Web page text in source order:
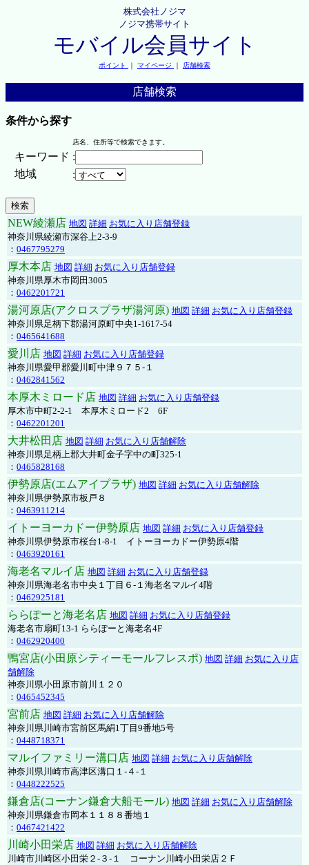
株式会社ノジマ
ノジマ携帯サイト
モバイル会員サイト
ポイント ｜ マイページ ｜ 店舗検索
店舗検索
条件から探す
店名、住所等で検索できます。
キーワード :
地域
:
NEW綾瀬店 地図 詳細 お気に入り店舗登録
神奈川県綾瀬市深谷上2-3-9
： 0467795279
厚木本店 地図 詳細 お気に入り店舗登録
神奈川県厚木市岡田3005
： 0462201721
湯河原店(アクロスプラザ湯河原) 地図 詳細 お気に入り店舗登録
神奈川県足柄下郡湯河原町中央1-1617-54
： 0465641688
愛川店 地図 詳細 お気に入り店舗登録
神奈川県愛甲郡愛川町中津９７５-１
： 0462841562
本厚木ミロード店 地図 詳細 お気に入り店舗登録
厚木市中町2-2-1 本厚木ミロード2 6F
： 0462201201
大井松田店 地図 詳細 お気に入り店舗解除
神奈川県足柄上郡大井町金子字中の町325-1
： 0465828168
伊勢原店(エムアイプラザ) 地図 詳細 お気に入り店舗解除
神奈川県伊勢原市板戸８
： 0463911214
イトーヨーカドー伊勢原店 地図 詳細 お気に入り店舗登録
神奈川県伊勢原市桜台1-8-1 イトーヨーカドー伊勢原4階
： 0463920161
海老名マルイ店 地図 詳細 お気に入り店舗登録
神奈川県海老名市中央１丁目６-１海老名マルイ4階
： 0462925181
ららぽーと海老名店 地図 詳細 お気に入り店舗登録
海老名市扇町13-1 ららぽーと海老名4F
： 0462920400
鴨宮店(小田原シティーモールフレスポ) 地図 詳細 お気に入り店
舗解除
神奈川県小田原市前川１２０
： 0465452345
宮前店 地図 詳細 お気に入り店舗解除
神奈川県川崎市宮前区馬絹1丁目9番地5号
： 0448718371
マルイファミリー溝口店 地図 詳細 お気に入り店舗解除
神奈川県川崎市高津区溝口１-４-１
： 0448222525
鎌倉店(コーナン鎌倉大船モール) 地図 詳細 お気に入り店舗解除
神奈川県鎌倉市岡本１１８８番地１
： 0467421422
川崎小田栄店 地図 詳細 お気に入り店舗解除
川崎市川崎区小田栄２‐３‐１ コーナン川崎小田栄店２Ｆ